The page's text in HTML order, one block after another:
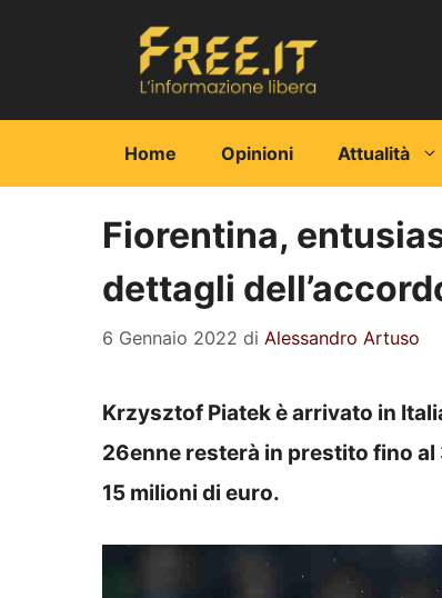
Home Opinioni Attualità
Fiorentina,
dettagli
6 Gennaio 2022 di Alessandro Artuso
Krzysztof Piatekè arrivato in
26enne resterà in prestito fino
15 milioni di euro.